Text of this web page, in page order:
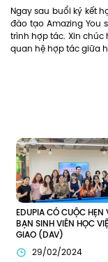
Ngay sau buổi ký kết
đào tạo Amazing You
trình hợp tác. Xin
quan hệ hợp tác giữa
EDUPIA CÓ CUỘC HẸN
BẠN SINH VIÊN HỌC
GIAO (DAV)
29/02/2024